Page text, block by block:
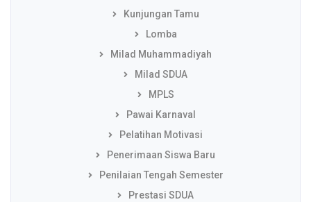
Kunjungan Tamu
Lomba
Milad Muhammadiyah
Milad SDUA
MPLS
Pawai Karnaval
Pelatihan Motivasi
Penerimaan Siswa Baru
Penilaian Tengah Semester
Prestasi SDUA